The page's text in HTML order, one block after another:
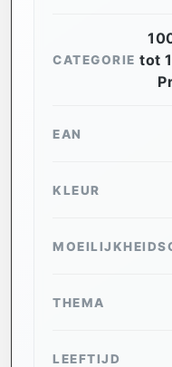
CATEGORIE tot
EAN
KLEUR
THEMA
LEEFTIJD